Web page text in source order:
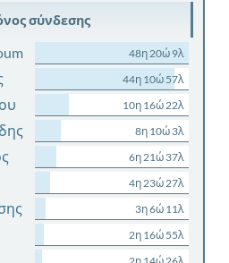
σύνδεσης
48η 20ώ 9λ
44η 10ώ 57λ
10η 16ώ 22λ
8η 10ώ 3λ
6η 21ώ 37λ
4η 23ώ 27λ
3η 6ώ 11λ
2η 16ώ 55λ